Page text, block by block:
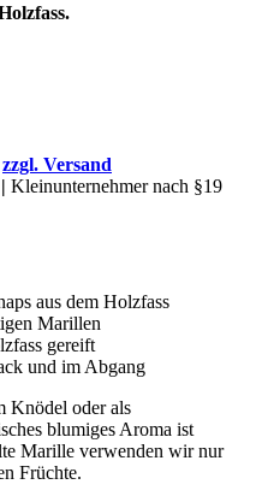
zzgl. Versand
| Kleinunternehmer nach §19
aus dem Holzfass
Marillen
gereift
und im Abgang
Knödel oder als
blumiges Aroma ist
Marille verwenden wir nur
Früchte.